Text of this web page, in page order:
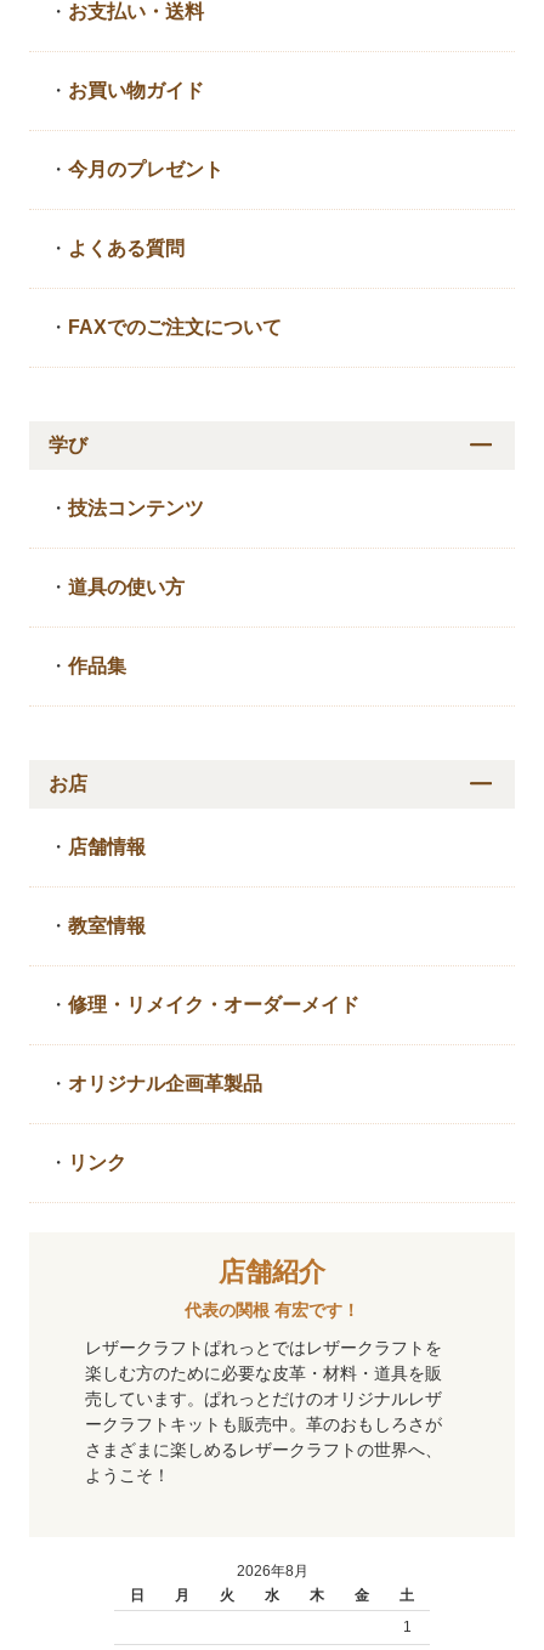
・ お支払い・送料
・ お買い物ガイド
・今月のプレゼント
・ よくある質問
・ FAXでのご注文について
学び
・技法コンテンツ
・道具の使い方
・作品集
お店
・ 店舗情報
・教室情報
・修理・リメイク・ オーダーメイド
・ オリジナル企画革製品
・ リンク
店舗紹介
代表の関根 有宏です！
レザークラフトぱれっとではレザークラフトを
楽しむ方のために必要な皮革・材料・道具を販
売しています。ぱれっとだけのオリジナルレザ
ークラフトキットも販売中。革のおもしろさが
さまざまに楽しめるレザークラフトの世界へ、
ようこそ！
2026年8月
日
月 火 水 木 金
土
1